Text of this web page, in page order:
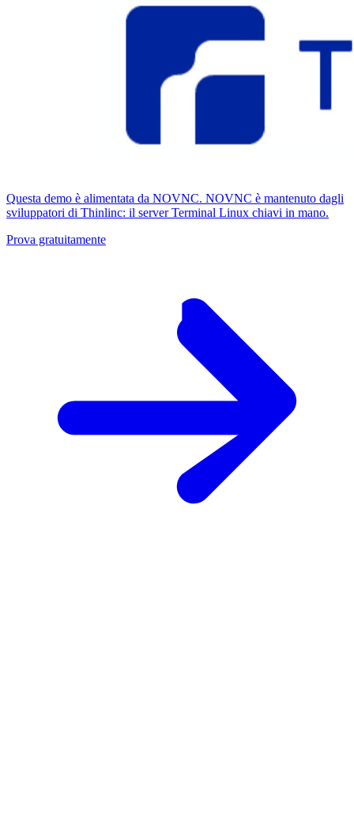
Questa demo è alimentata da NOVNC. NOVNC è mantenuto dagli
sviluppatori di Thinlinc: il server Terminal Linux chiavi in ​​mano.
Prova gratuitamente